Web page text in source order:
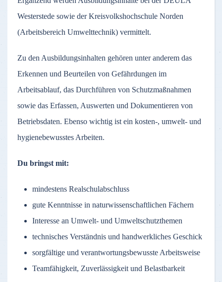
Westerstede sowie der Kreisvolkshochschule Norden
(Arbeitsbereich Umwelttechnik) vermittelt.
Zu den Ausbildungsinhalten gehören unter anderem das
Erkennen und Beurteilen von Gefährdungen im
Arbeitsablauf, das Durchführen von Schutzmaßnahmen
sowie das Erfassen, Auswerten und Dokumentieren von
Betriebsdaten. Ebenso wichtig ist ein kosten-, umwelt- und
hygienebewusstes Arbeiten.
Du bringst mit:
mindestens Realschulabschluss
gute Kenntnisse in naturwissenschaftlichen Fächern
Interesse an Umwelt- und Umweltschutzthemen
technisches Verständnis und handwerkliches Geschick
sorgfältige und verantwortungsbewusste Arbeitsweise
Teamfähigkeit, Zuverlässigkeit und Belastbarkeit